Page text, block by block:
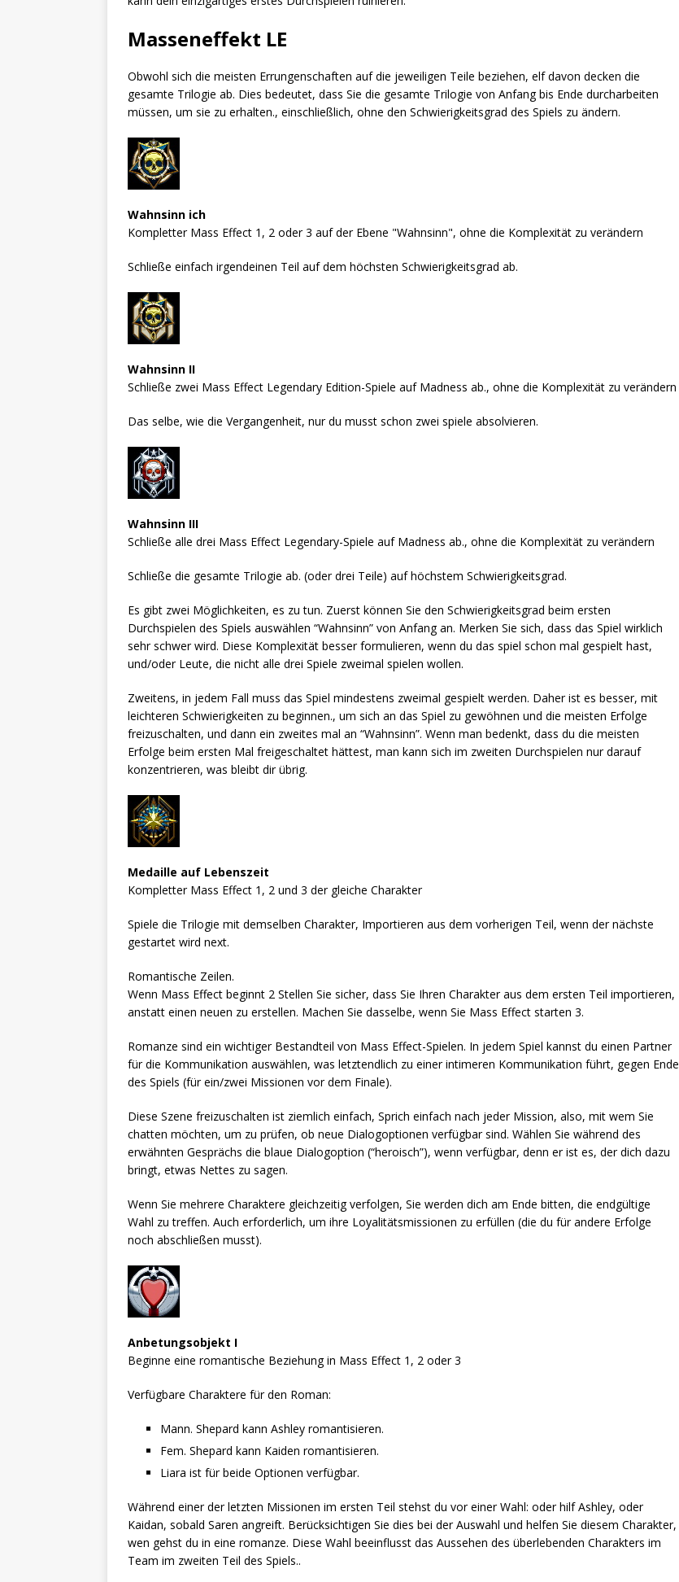
Masseneffekt LE
Obwohl sich die meisten Errungenschaften auf die jeweiligen Teile beziehen, elf davon decken die
gesamte Trilogie ab. Dies bedeutet, dass Sie die gesamte Trilogie von Anfang bis Ende durcharbeiten
müssen, um sie zu erhalten., einschließlich, ohne den Schwierigkeitsgrad des Spiels zu ändern.
Wahnsinn ich
Kompletter Mass Effect 1, 2 oder 3 auf der Ebene "Wahnsinn", ohne die Komplexität zu verändern
Schließe einfach irgendeinen Teil auf dem höchsten Schwierigkeitsgrad ab.
Wahnsinn II
Schließe zwei Mass Effect Legendary Edition-Spiele auf Madness ab., ohne die Komplexität zu verändern
Das selbe, wie die Vergangenheit, nur du musst schon zwei spiele absolvieren.
Wahnsinn III
Schließe alle drei Mass Effect Legendary-Spiele auf Madness ab., ohne die Komplexität zu verändern
Schließe die gesamte Trilogie ab. (oder drei Teile) auf höchstem Schwierigkeitsgrad.
Es gibt zwei Möglichkeiten, es zu tun. Zuerst können Sie den Schwierigkeitsgrad beim ersten
Durchspielen des Spiels auswählen “Wahnsinn” von Anfang an. Merken Sie sich, dass das Spiel wirklich
sehr schwer wird. Diese Komplexität besser formulieren, wenn du das spiel schon mal gespielt hast,
und/oder Leute, die nicht alle drei Spiele zweimal spielen wollen.
Zweitens, in jedem Fall muss das Spiel mindestens zweimal gespielt werden. Daher ist es besser, mit
leichteren Schwierigkeiten zu beginnen., um sich an das Spiel zu gewöhnen und die meisten Erfolge
freizuschalten, und dann ein zweites mal an “Wahnsinn”. Wenn man bedenkt, dass du die meisten
Erfolge beim ersten Mal freigeschaltet hättest, man kann sich im zweiten Durchspielen nur darauf
konzentrieren, was bleibt dir übrig.
Medaille auf Lebenszeit
Kompletter Mass Effect 1, 2 und 3 der gleiche Charakter
Spiele die Trilogie mit demselben Charakter, Importieren aus dem vorherigen Teil, wenn der nächste
gestartet wird next.
Romantische Zeilen.
Wenn Mass Effect beginnt 2 Stellen Sie sicher, dass Sie Ihren Charakter aus dem ersten Teil importieren,
anstatt einen neuen zu erstellen. Machen Sie dasselbe, wenn Sie Mass Effect starten 3.
Romanze sind ein wichtiger Bestandteil von Mass Effect-Spielen. In jedem Spiel kannst du einen Partner
für die Kommunikation auswählen, was letztendlich zu einer intimeren Kommunikation führt, gegen Ende
des Spiels (für ein/zwei Missionen vor dem Finale).
Diese Szene freizuschalten ist ziemlich einfach, Sprich einfach nach jeder Mission, also, mit wem Sie
chatten möchten, um zu prüfen, ob neue Dialogoptionen verfügbar sind. Wählen Sie während des
erwähnten Gesprächs die blaue Dialogoption (“heroisch”), wenn verfügbar, denn er ist es, der dich dazu
bringt, etwas Nettes zu sagen.
Wenn Sie mehrere Charaktere gleichzeitig verfolgen, Sie werden dich am Ende bitten, die endgültige
Wahl zu treffen. Auch erforderlich, um ihre Loyalitätsmissionen zu erfüllen (die du für andere Erfolge
noch abschließen musst).
Anbetungsobjekt I
Beginne eine romantische Beziehung in Mass Effect 1, 2 oder 3
Verfügbare Charaktere für den Roman:
Mann. Shepard kann Ashley romantisieren.
Fem. Shepard kann Kaiden romantisieren.
Liara ist für beide Optionen verfügbar.
Während einer der letzten Missionen im ersten Teil stehst du vor einer Wahl: oder hilf Ashley, oder
Kaidan, sobald Saren angreift. Berücksichtigen Sie dies bei der Auswahl und helfen Sie diesem Charakter,
wen gehst du in eine romanze. Diese Wahl beeinflusst das Aussehen des überlebenden Charakters im
Team im zweiten Teil des Spiels..